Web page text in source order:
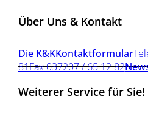
Über Uns & Kontakt
Die K&KKontaktformular
81Fax 037207 / 65 12 82
Weiterer Service für Sie!